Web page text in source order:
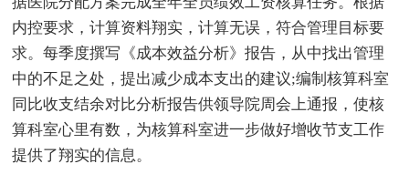
内控要求，计算资料翔实，计算无误，符合管理目标要
求。每季度撰写《成本效益分析》报告，从中找出管理
中的不足之处，提出减少成本支出的建议;编制核算科室
同比收支结余对比分析报告供领导院周会上通报，使核
算科室心里有数，为核算科室进一步做好增收节支工作
提供了翔实的信息。